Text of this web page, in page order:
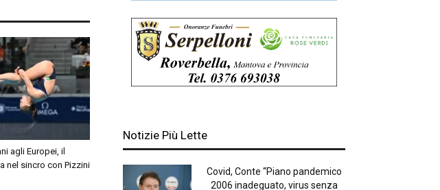
agli Europei, il
nel sincro con Pizzini
Notizie Più Lette
Covid, Conte “Piano pandemico
2006 inadeguato, virus senza